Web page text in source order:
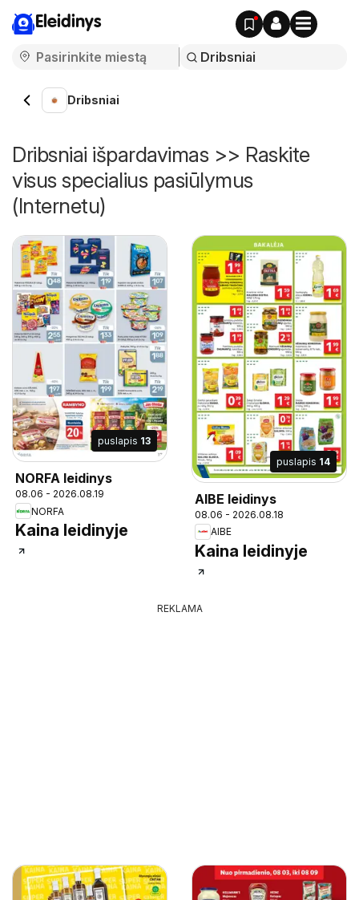
Eleidinys
Dribsniai
Dribsniai išpardavimas >> Raskite
visus specialius pasiūlymus
(Internetu)
puslapis 13
NORFA leidinys
08.06 - 2026.08.19
NORFA
Kaina leidinyje
puslapis 14
AIBE leidinys
08.06 - 2026.08.18
AIBE
Kaina leidinyje
REKLAMA